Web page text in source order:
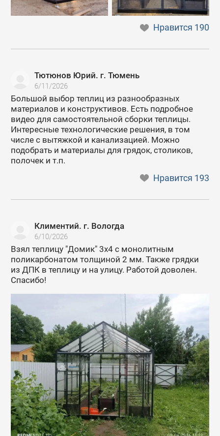
Нравится 190
Тютюнов Юрий. г. Тюмень
6/11/2026
Большой выбор теплиц из разнообразных
материалов и конструктивов. Есть подробное
видео для самостоятельной сборки теплицы.
Интересные технологические решения, в том
числе с вытяжкой и канализацией. Можно
подобрать и материалы для грядок, столиков,
полочек и т.п.
Нравится 193
Климентий. г. Вологда
6/10/2026
Взял теплицу "Домик" 3х4 с монолитным
поликарбонатом толщиной 2 мм. Также грядки
из ДПК в теплицу и на улицу. Работой доволен.
Спасибо!